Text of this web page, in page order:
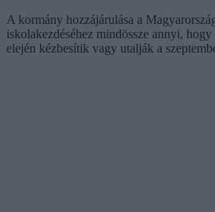
A kormány hozzájárulása a
iskolakezdéséhez mindössze annyi,
elején kézbesítik vagy utalják a